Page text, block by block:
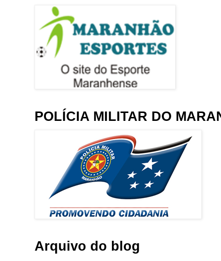
POLÍCIA MILITAR DO
Arquivo do blog